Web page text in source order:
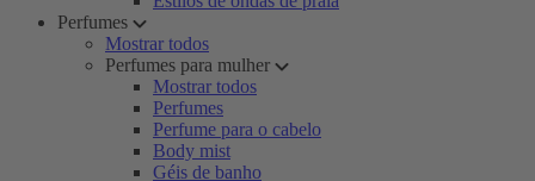
Perfumes
Mostrar todos
Perfumes para mulher
Mostrar todos
Perfumes
Perfume para o cabelo
Body mist
Géis de banho